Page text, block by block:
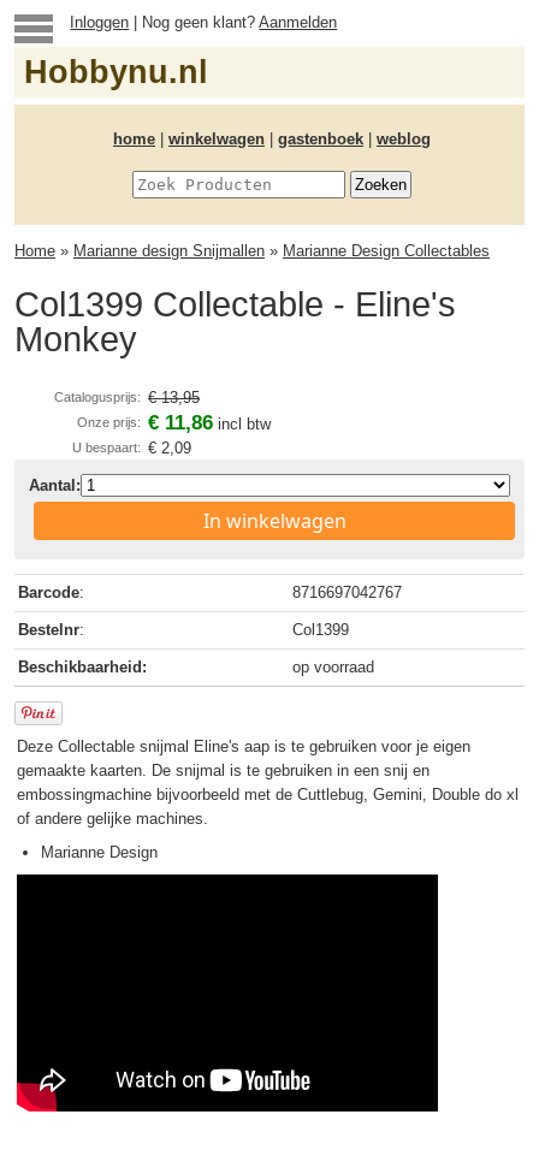
Inloggen | Nog geen klant?Aanmelden
Hobbynu.nl
home winkelwagen gastenboek weblog
Home » Marianne design Snijmallen » Marianne Design Collectables
Col1399 Collectable - Eline's
Monkey
Catalogusprijs: € 13,95
Onze prijs: € 11,86 incl btw
U bespaart: € 2,09
Aantal:
In winkelwagen
Barcode: 8716697042767
Bestelnr: Col1399
Beschikbaarheid: op voorraad
Deze Collectable snijmal Eline's aap is te gebruiken voor je eigen
gemaakte kaarten. De snijmal is te gebruiken in een snij en
embossingmachine bijvoorbeeld met de Cuttlebug, Gemini, Double do xl
of andere gelijke machines.
Marianne Design